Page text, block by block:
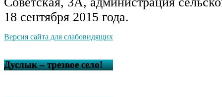
18 сентября 2015 года.
Версия сайта для слабовидящих
Дуслык – трезвое село!